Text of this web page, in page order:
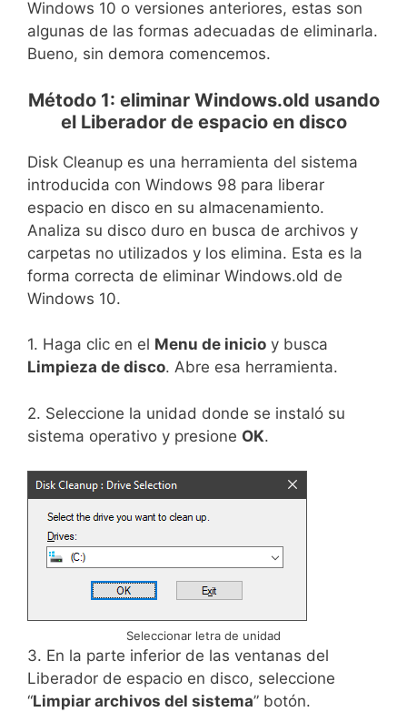
Windows 10 o versiones anteriores, estas son
algunas de las formas adecuadas de eliminarla.
Bueno, sin demora comencemos.
Método 1: eliminar Windows.old usando
el Liberador de espacio en disco
Disk Cleanup es una herramienta del sistema
introducida con Windows 98 para liberar
espacio en disco en su almacenamiento.
Analiza su disco duro en busca de archivos y
carpetas no utilizados y los elimina. Esta es la
forma correcta de eliminar Windows.old de
Windows 10.
1. Haga clic en el Menu de inicio y busca
Limpieza de disco. Abre esa herramienta.
2. Seleccione la unidad donde se instaló su
sistema operativo y presione OK.
Seleccionar letra de unidad
3. En la parte inferior de las ventanas del
Liberador de espacio en disco, seleccione
“Limpiar archivos del sistema” botón.